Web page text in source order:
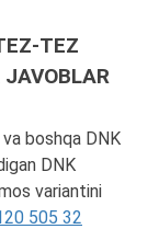
TEZ
JAVOBLAR
boshqa DNK
DNK
variantini
505 32